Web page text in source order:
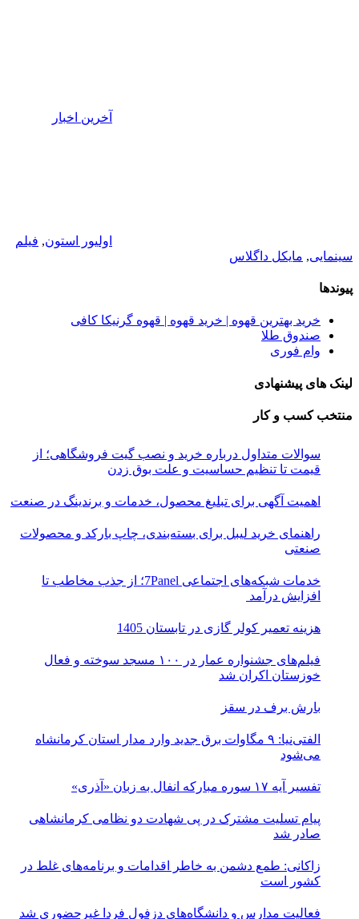
آخرین اخبار
اولیور استون, فیلم
سینمایی, مایکل داگلاس
پیوندها
خرید بهترین قهوه | خرید قهوه | قهوه گرنیکا کافی
صندوق طلا
وام فوری
لینک های پیشنهادی
منتخب کسب و کار
سوالات متداول درباره خرید و نصب گیت فروشگاهی؛ از
قیمت تا تنظیم حساسیت و علت بوق زدن
اهمیت آگهی برای تبلیغ محصول، خدمات و برندینگ در صنعت
راهنمای خرید لیبل برای بسته‌بندی، چاپ بارکد و محصولات
صنعتی
خدمات شبکه‌های اجتماعی 7Panel؛ از جذب مخاطب تا
افزایش درآمد
هزینه تعمیر کولر گازی در تابستان 1405
فیلم‌های جشنواره عمار در ۱۰۰ مسجد سوخته و فعال
خوزستان اکران شد
بارش برف در سقز
الفتی‌نیا: ۹ مگاوات برق جدید وارد مدار استان کرمانشاه
می‌شود
تفسیر آیه ۱۷ سوره مبارکه انفال به زبان «آذری»
پیام تسلیت مشترک در پی شهادت دو نظامی کرمانشاهی
صادر شد
زاکانی: طمع دشمن به خاطر اقدامات و برنامه‌های غلط در
کشور است
فعالیت مدارس و دانشگاه‌های دزفول فردا غیرحضوری شد